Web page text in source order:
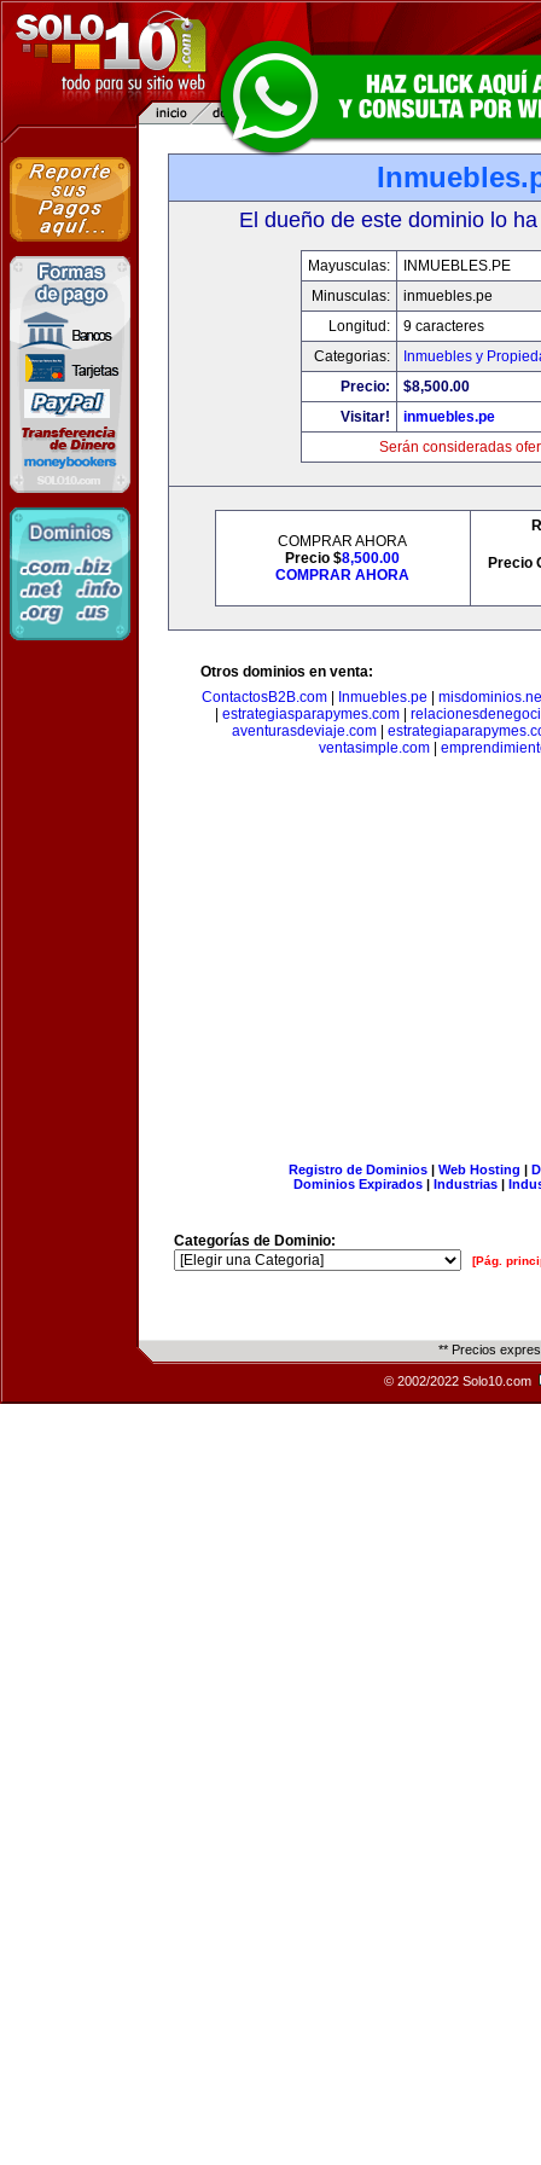
El dueño de este dominio lo
Mayusculas:
INMUEBLES.PE
Minusculas:
inmuebles.pe
Longitud:
9 caracteres
Categorias:
Inmuebles y
Precio:
$8,500.00
Visitar!
inmuebles.pe
Serán consideradas
COMPRAR AHORA
Precio $8,500.00
COMPRAR AHORA
Precio
Otros dominios en venta:
ContactosB2B.com
Inmuebles.pe
estrategiasparapymes.com
aventurasdeviaje.com|
ventasimple.com|
Registro de Dominios| Web Hosting |
Dominios Expirados | Industrias |
Categorías de Dominio:
[Pág.
** Precios
© 2002/2022 Solo10.com